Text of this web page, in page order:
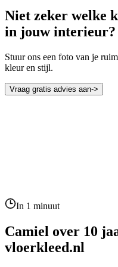
Niet zeker welke
in jouw interieur?
Stuur ons een foto van je
kleur en stijl.
Vraag gratis advies aan->
In 1 minuut
Camiel over 10
vloerkleed.nl